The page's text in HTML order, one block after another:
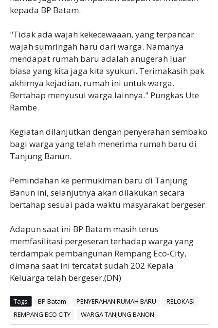
kepada BP Batam.
"Tidak ada wajah kekecewaaan, yang terpancar
wajah sumringah haru dari warga. Namanya
mendapat rumah baru adalah anugerah luar
biasa yang kita jaga kita syukuri. Terimakasih pak
akhirnya kejadian, rumah ini untuk warga.
Bertahap menyusul warga lainnya." Pungkas Ute
Rambe.
Kegiatan dilanjutkan dengan penyerahan sembako
bagi warga yang telah menerima rumah baru di
Tanjung Banun.
Pemindahan ke permukiman baru di Tanjung
Banun ini, selanjutnya akan dilakukan secara
bertahap sesuai pada waktu masyarakat bergeser.
Adapun saat ini BP Batam masih terus
memfasilitasi pergeseran terhadap warga yang
terdampak pembangunan Rempang Eco-City,
dimana saat ini tercatat sudah 202 Kepala
Keluarga telah bergeser.(DN)
Tags BP Batam PENYERAHAN RUMAH BARU
RELOKASI
REMPANG ECO CITY
WARGA TANJUNG BANON